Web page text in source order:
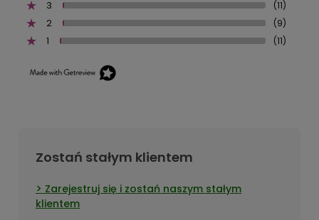
3 (11)
2 (9)
1 (11)
Zostań stałym klientem
Zarejestruj się i zostań naszym stałym
klientem